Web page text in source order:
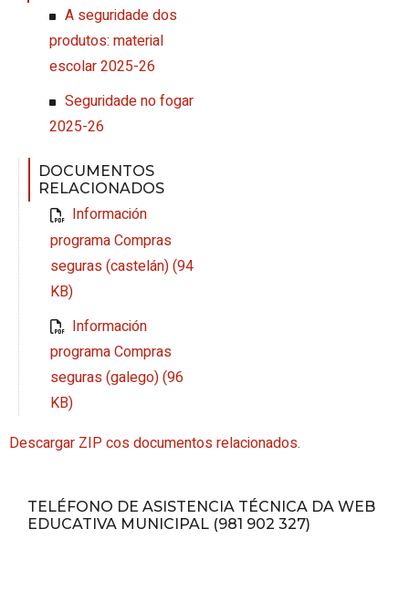
A seguridade dos
produtos: material
escolar 2025-26
Seguridade no fogar
2025-26
DOCUMENTOS
RELACIONADOS
Información
programa Compras
seguras (castelán) (94
KB)
Información
programa Compras
seguras (galego) (96
KB)
Descargar ZIP cos documentos relacionados.
TELÉFONO DE ASISTENCIA TÉCNICA DA WEB
EDUCATIVA MUNICIPAL (981 902 327)